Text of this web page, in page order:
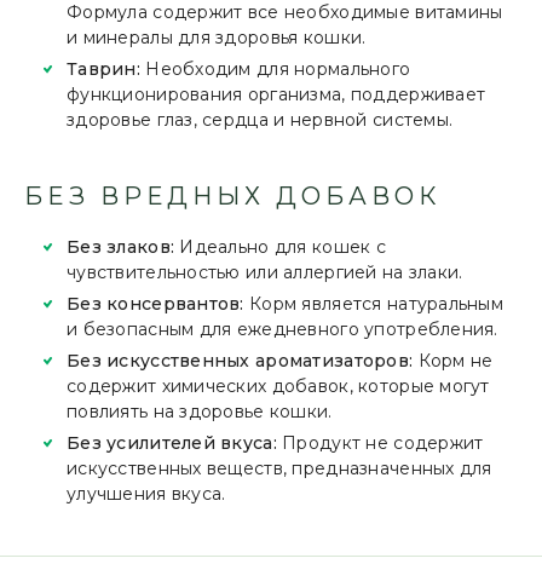
Формула содержит все необходимые витамины
и минералы для здоровья кошки.
Таврин: Необходим для нормального
функционирования организма, поддерживает
здоровье глаз, сердца и нервной системы.
БЕЗ ВРЕДНЫХ ДОБАВОК
Без злаков: Идеально для кошек с
чувствительностью или аллергией на злаки.
Без консервантов: Корм является натуральным
и безопасным для ежедневного употребления.
Без искусственных ароматизаторов: Корм не
содержит химических добавок, которые могут
повлиять на здоровье кошки.
Без усилителей вкуса: Продукт не содержит
искусственных веществ, предназначенных для
улучшения вкуса.